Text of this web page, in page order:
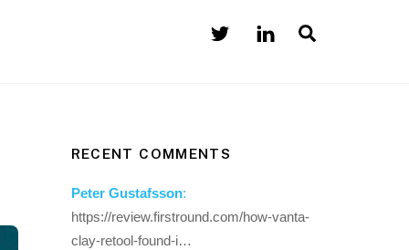
RECENT COMMENTS
Peter Gustafsson:
https://review.firstround.com/how-vanta-
clay-retool-found-i…